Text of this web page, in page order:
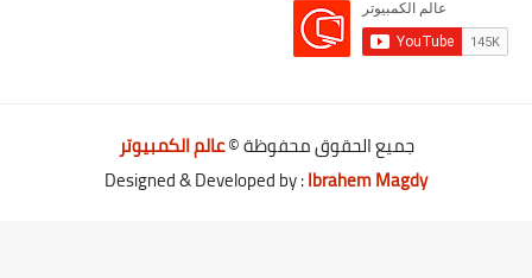
جميع الحقوق محفوظة ©عالم الكمبيوتر
Designed & Developed by :Ibrahem Magdy